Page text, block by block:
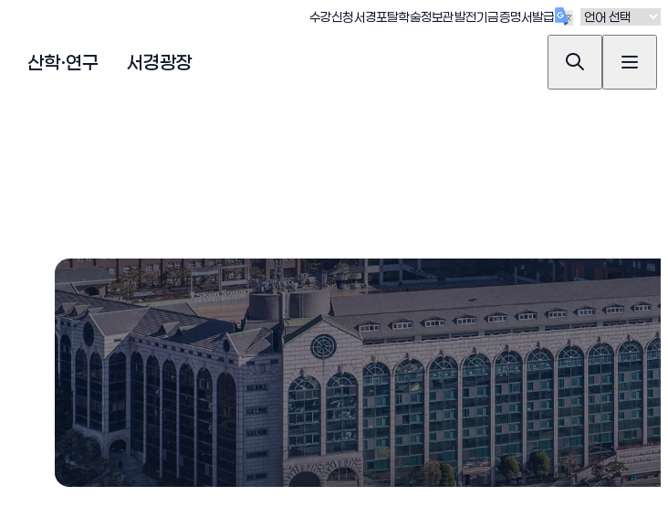
수강신청(새창 열림)
서경포탈(새창 열림)
학술정보관(새창 열림)
발전기금(새창 열림)
증명서발급(새창 열림)
산학·연구 서경광장